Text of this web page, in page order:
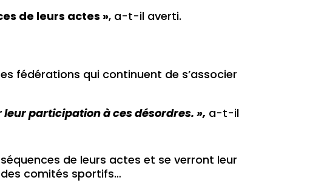
de leurs actes », a-t-il averti.
fédérations qui continuent de s’associer
participation à ces désordres. », a-t-il
de leurs actes et se verront leur
comités sportifs…